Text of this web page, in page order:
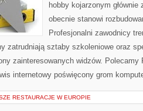
hobby kojarzonym
obecnie stanowi
Profesjonalni zawodnicy
zatrudniają sztaby szkoleniowe oraz
zainteresowanych widzów.
internetowy poświęcony grom
RESTAURACJE W EUROPIE